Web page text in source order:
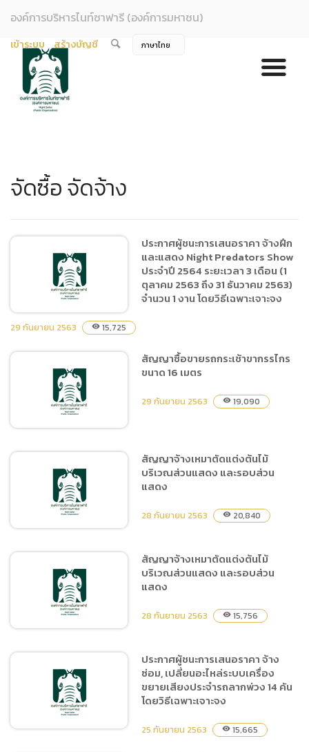
องค์การบริหารไนท์ซาฟารี (องค์การมหาชน)
เข้าระบบ สร้างบัญชี
จัดซื้อ จัดจ้าง
จ้างฝึกและแสดง Night
Predators Show ประจำปี
2564 ระยะเวลา 3 เดือน (1
ตุลาคม 2563 ถึง 31 ธันวาคม
เฉพาะเจาะจง
ประกาศผู้ชนะการเสนอราคา จ้างฝึก
และแสดง Night Predators Show
ประจำปี 2564 ระยะเวลา 3 เดือน (1
ตุลาคม 2563 ถึง 31 ธันวาคม 2563)
จำนวน 1 งาน โดยวิธีเฉพาะเจาะจง
29 กันยายน 2563 visibility 15,725
สัญญาซื้อขายรถกระเช้าขา
กรรไกร ขนาด 16 เมตร
สัญญาซื้อขายรถกระเช้าขากรรไกร
ขนาด 16 เมตร
29 กันยายน 2563 visibility 19,090
สัญญาจ้างเหมาตัดแต่งต้นไม้
บริเวณส่วนแสดง และรอบ
ส่วนแสดง
สัญญาจ้างเหมาตัดแต่งต้นไม้
บริเวณส่วนแสดง และรอบส่วน
แสดง
28 กันยายน 2563 visibility 20,840
สัญญาจ้างเหมาตัดแต่งต้นไม้
บริเวณส่วนแสดง และรอบ
ส่วนแสดง
สัญญาจ้างเหมาตัดแต่งต้นไม้
บริเวณส่วนแสดง และรอบส่วน
แสดง
28 กันยายน 2563 visibility 15,756
ประกาศผู้ชนะการเสนอราคา จ้าง
ซ่อม, เปลี่ยนอะไหล่ระบบเครื่อง
ขยายเสียงประจำรถลากพ่วง 14 คัน
โดยวิธีเฉพาะเจาะจง
25 กันยายน 2563 visibility 15,665